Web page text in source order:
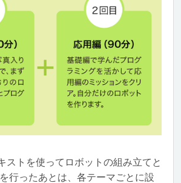
ストを使ってロボットの組み立てと
行ったあとは、各テーマごとに設